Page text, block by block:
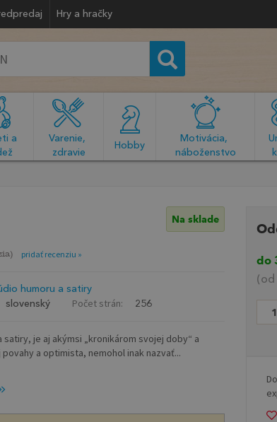
Hry a hračky
a
Varenie,
zdravie
Hobby
Motivácia,
náboženstvo
Na sklade
) pridať recenziu »
humoru a satiry
slovenský Počet strán: 256
je aj akýmsi „kronikárom svojej doby“ a
a optimista, nemohol inak nazvať...
do
(od